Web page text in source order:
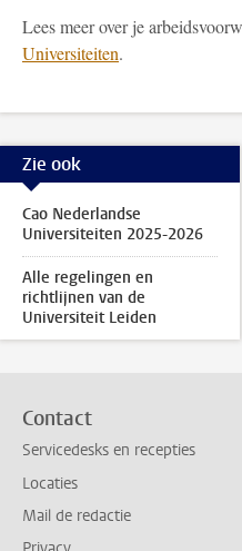
Lees meer over je
Universiteiten.
Zie ook
Cao Nederlandse
Universiteiten 2025-2026
Alle regelingen en
richtlijnen van de
Universiteit Leiden
Contact
Servicedesks en recepties
Locaties
Mail de redactie